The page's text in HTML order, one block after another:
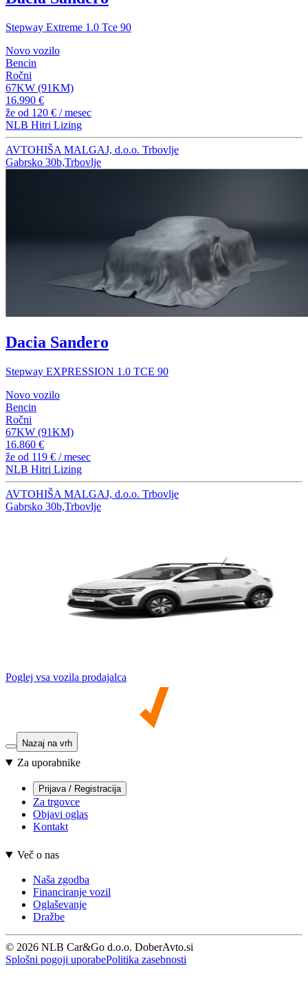
Stepway Extreme 1.0 Tce 90
Novo vozilo
Bencin
Ročni
67KW (91KM)
16.990 €
že od 120 € / mesec
NLB Hitri Lizing
AVTOHIŠA MALGAJ, d.o.o. Trbovlje
Gabrsko 30b,Trbovlje
Dacia Sandero
Stepway EXPRESSION 1.0 TCE 90
Novo vozilo
Bencin
Ročni
67KW (91KM)
16.860 €
že od 119 € / mesec
NLB Hitri Lizing
AVTOHIŠA MALGAJ, d.o.o. Trbovlje
Gabrsko 30b,Trbovlje
Poglej vsa vozila prodajalca
Nazaj na vrh
Za uporabnike
Prijava / Registracija
Za trgovce
Objavi oglas
Kontakt
Več o nas
Naša zgodba
Financiranje vozil
Oglaševanje
Dražbe
© 2026 NLB Car&Go d.o.o. DoberAvto.si
Splošni pogoji uporabePolitika zasebnosti